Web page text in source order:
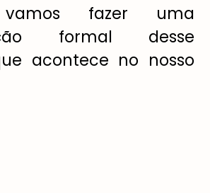
vamos fazer uma
formal desse
acontece no nosso